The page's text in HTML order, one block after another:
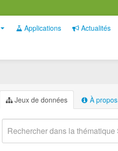
Applications Actualités
Jeux de données À propos